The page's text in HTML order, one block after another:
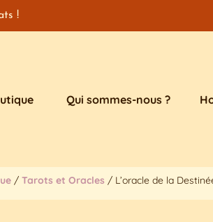
!
Qui sommes-nous ?
/ Tarots et Oracles / L’oracle de la